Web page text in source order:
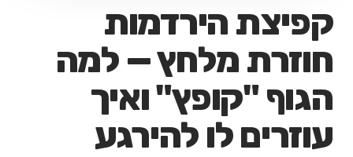
קפיצת הירדמות
חוזרת מלחץ — למה
הגוף "קופץ" ואיך
עוזרים לו להירגע